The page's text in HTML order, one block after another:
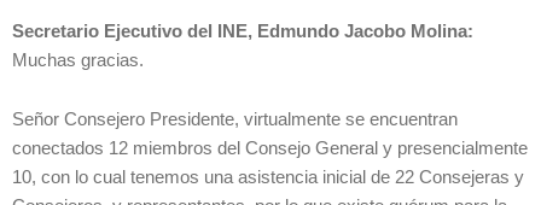
Secretario Ejecutivo del INE, Edmundo Jacobo Molina:
Muchas gracias.
Señor Consejero Presidente, virtualmente se encuentran
conectados 12 miembros del Consejo General y presencialmente
10, con lo cual tenemos una asistencia inicial de 22 Consejeras y